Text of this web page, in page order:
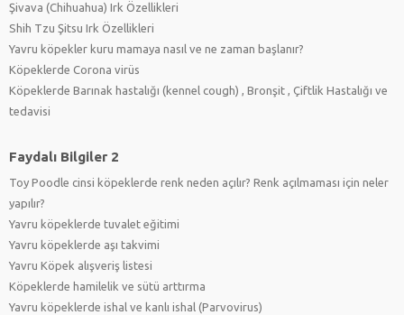
Şivava (Chihuahua) Irk Özellikleri
Shih Tzu Şitsu Irk Özellikleri
Yavru köpekler kuru mamaya nasıl ve ne zaman başlanır?
Köpeklerde Corona virüs
Köpeklerde Barınak hastalığı (kennel cough) , Bronşit , Çiftlik Hastalığı ve
tedavisi
Faydalı Bilgiler 2
Toy Poodle cinsi köpeklerde renk neden açılır? Renk açılmaması için neler
yapılır?
Yavru köpeklerde tuvalet eğitimi
Yavru köpeklerde aşı takvimi
Yavru Köpek alışveriş listesi
Köpeklerde hamilelik ve sütü arttırma
Yavru köpeklerde ishal ve kanlı ishal (Parvovirus)